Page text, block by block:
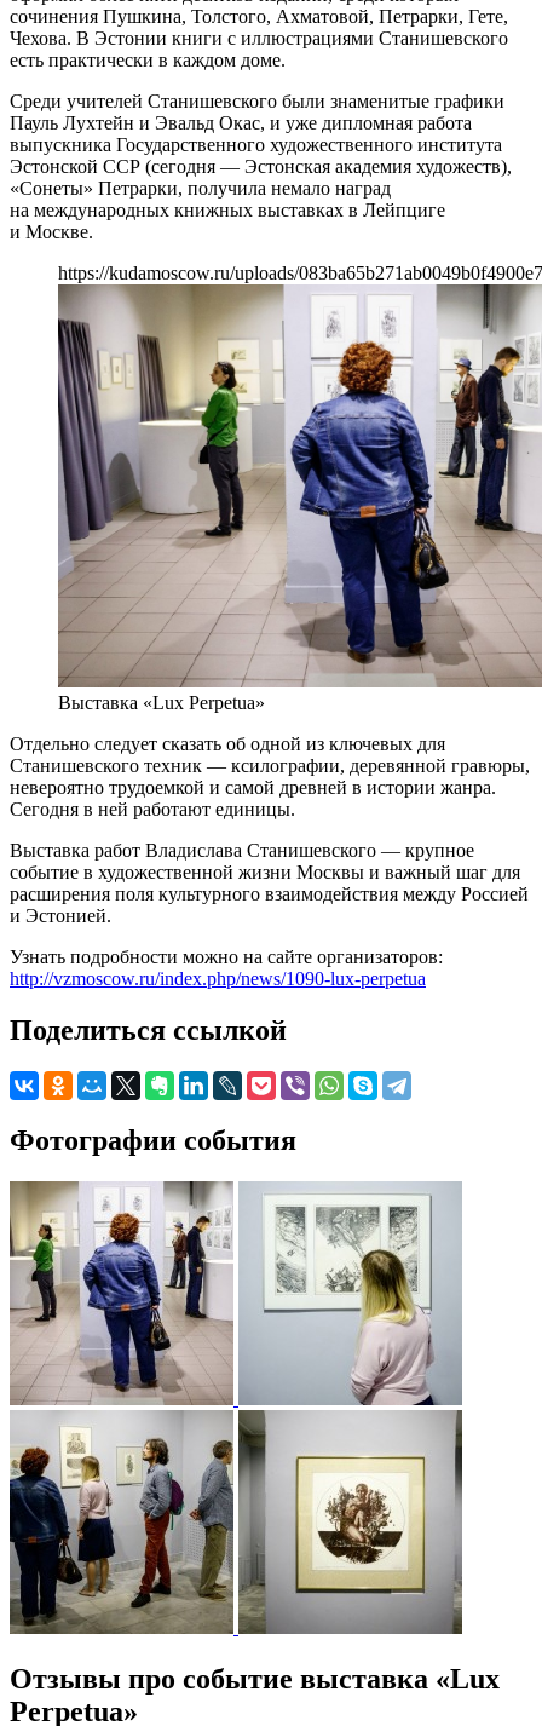
сочинения Пушкина, Толстого, Ахматовой, Петрарки, Гете,
Чехова. В Эстонии книги с иллюстрациями Станишевского
есть практически в каждом доме.
Среди учителей Станишевского были знаменитые графики
Пауль Лухтейн и Эвальд Окас, и уже дипломная работа
выпускника Государственного художественного института
Эстонской ССР (сегодня — Эстонская академия художеств),
«Сонеты» Петрарки, получила немало наград
на международных книжных выставках в Лейпциге
и Москве.
https://kudamoscow.ru/uploads/
Выставка «Lux Perpetua»
Отдельно следует сказать об одной из ключевых для
Станишевского техник — ксилографии, деревянной гравюры,
невероятно трудоемкой и самой древней в истории жанра.
Сегодня в ней работают единицы.
Выставка работ Владислава Станишевского — крупное
событие в художественной жизни Москвы и важный шаг для
расширения поля культурного взаимодействия между Россией
и Эстонией.
Узнать подробности можно на сайте организаторов:
http://vzmoscow.ru/index.php/news/1090-lux-perpetua
Поделиться ссылкой
Фотографии события
Отзывы про событие выставка «Lux
Perpetua»